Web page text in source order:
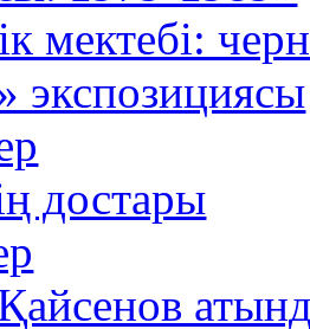
мектебі:
экспозициясы
достары